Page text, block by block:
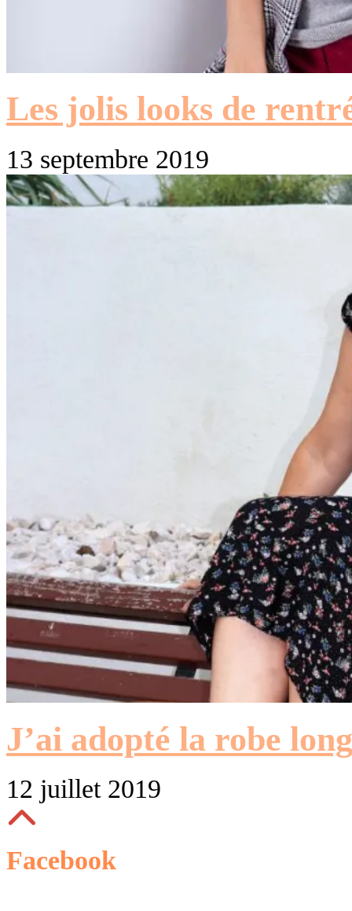
Les jolis looks de
13 septembre 2019
J’ai adopté la robe
12 juillet 2019
Facebook